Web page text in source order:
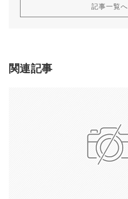
記事一覧へ
関連記事